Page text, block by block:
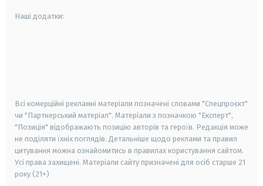
Наші додатки:
Всі комерційні рекламні матеріали позначені словами "Спецпроєкт"
чи "Партнерський матеріал". Матеріали з позначкою "Експерт",
"Позиція" відображають позицію авторів та героїв. Редакція може
не поділяти їхніх поглядів. Детальніше щодо реклами та правил
цитування можна ознайомитись в правилах користування сайтом.
Усі права захищені. Матеріали сайту призначені для осіб старше 21
року (21+)